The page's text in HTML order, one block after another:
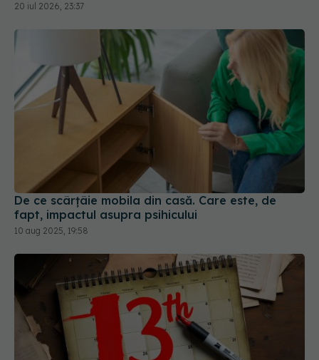
De ce scârțâie mobila din casă. Care este, de
fapt, impactul asupra psihicului
10 aug 2025, 19:58